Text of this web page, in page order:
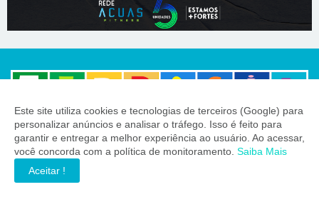
55 BRASIL
Informação precisa para quem toma decisões importantes.
Este site utiliza cookies e tecnologias de terceiros (Google) para
personalizar anúncios e analisar o tráfego. Isso é feito para
garantir e entregar a melhor experiência ao usuário. Ao acessar,
você concorda com a política de monitoramento. Saiba Mais
Aceitar !